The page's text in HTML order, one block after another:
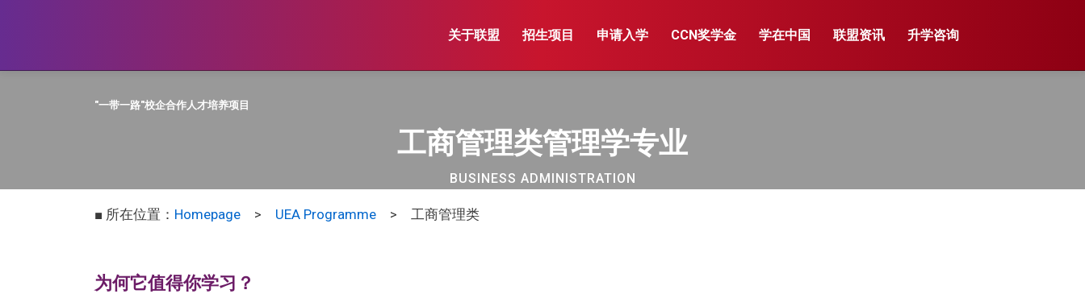
关于联盟 招生项目 申请入学 CCN奖学金 学在中国 联盟资讯 升学咨询
"一带一路"校企合作人才培养项目
工商管理类管理学专业
BUSINESS ADMINISTRATION
■ 所在位置： Homepage > UEA Programme > 工商管理类
为何它值得你学习？